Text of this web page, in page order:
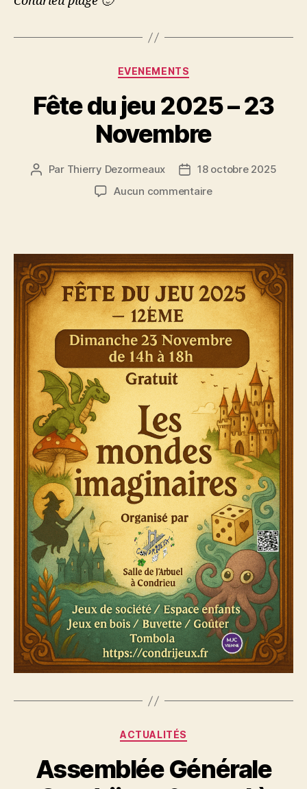
Catégories
EVENEMENTS
Fête du jeu 2025 – 23
Novembre
Auteur
Par Thierry Dezormeaux
Date18 octobre 2025
Aucun commentairesur
–
23
Novembre
Catégories
ACTUALITÉS
Assemblée Générale